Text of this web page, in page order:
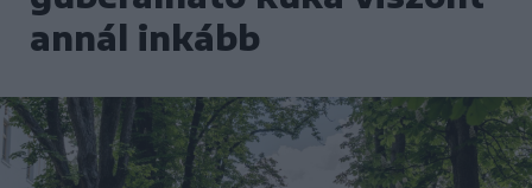
annál inkább